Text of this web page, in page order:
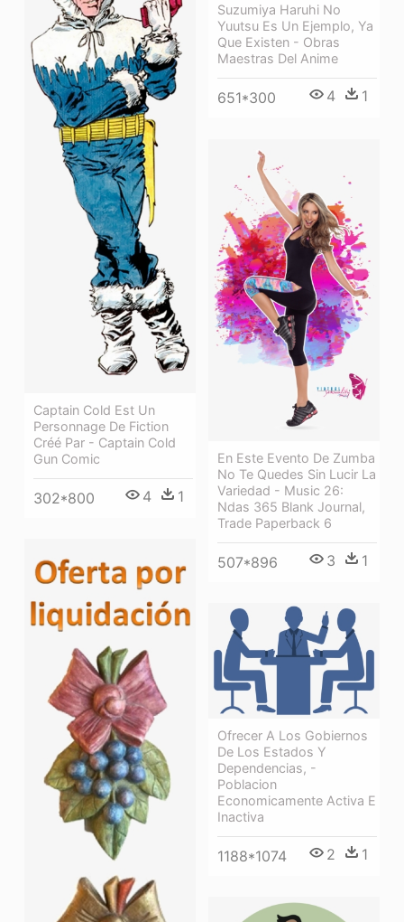
Suzumiya Haruhi No
Yuutsu Es Un Ejemplo, Ya
Que Existen - Obras
Maestras Del Anime
651*300 4 1
Captain Cold Est Un
Personnage De Fiction
Créé Par - Captain Cold
Gun Comic
302*800 4 1
En Este Evento De Zumba
No Te Quedes Sin Lucir La
Variedad - Music 26:
Ndas 365 Blank Journal,
Trade Paperback 6
507*896 3 1
Ofrecer A Los Gobiernos
De Los Estados Y
Dependencias, -
Poblacion
Economicamente Activa E
Inactiva
1188*1074 2 1